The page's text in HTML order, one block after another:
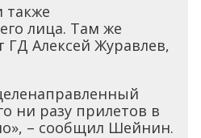
также
лица. Там же
ГД Алексей Журавлев,
ни разу прилетов в
– сообщил Шейнин.